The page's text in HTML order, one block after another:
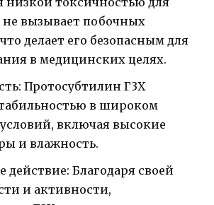
не вызывает побочных
делает его безопасным для
в медицинских целях.
Протосубтилин Г3Х
в широком
включая высокие
и влажность.
действие: Благодаря своей
и активности,